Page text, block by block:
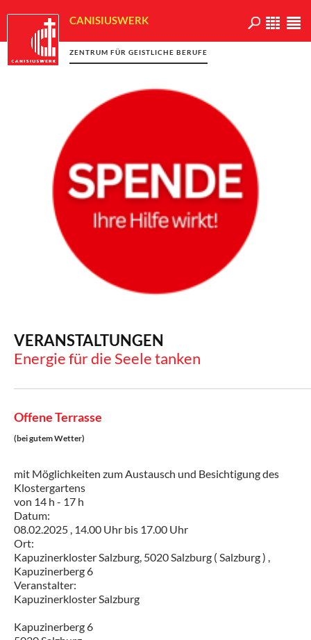
CANISIUSWERK
ZENTRUM FÜR GEISTLICHE BERUFE
VERANSTALTUNGEN
Energie für die Seele tanken
Offene Terrasse
(bei gutem Wetter)
mit Möglichkeiten zum Austausch und Besichtigung des
Klostergartens
von 14 h - 17 h
Datum:
08.02.2025 , 14.00 Uhr bis 17.00 Uhr
Ort:
Kapuzinerkloster Salzburg, 5020 Salzburg ( Salzburg ) ,
Kapuzinerberg 6
Veranstalter:
Kapuzinerkloster Salzburg
Kapuzinerberg 6